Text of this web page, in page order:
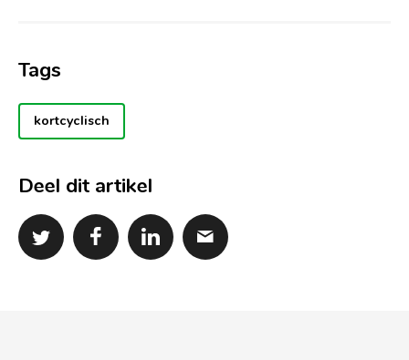
Tags
kortcyclisch
Deel dit artikel